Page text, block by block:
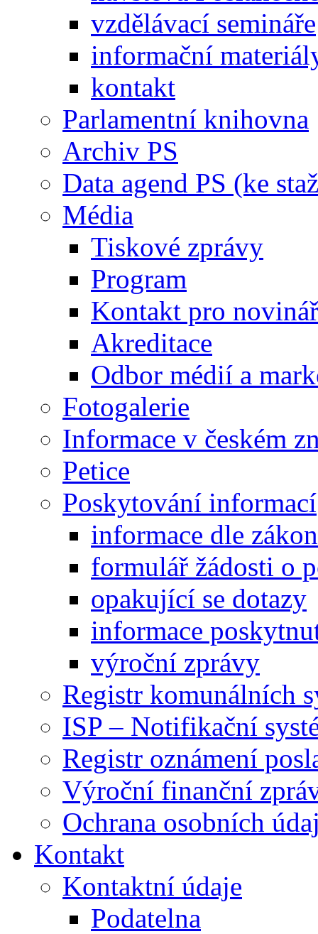
vzdělávací semináře
informační
kontakt
Parlamentní knihovna
Archiv PS
Data agend PS (ke
Média
Tiskové zprávy
Program
Kontakt pro
Akreditace
Odbor médií a
Fotogalerie
Informace v českém
Petice
Poskytování informací
informace dle
formulář žádosti o
opakující se dotazy
informace
výroční zprávy
Registr komunálních
ISP – Notifikační
Registr oznámení
Výroční finanční
Ochrana osobních
Kontakt
Kontaktní údaje
Podatelna